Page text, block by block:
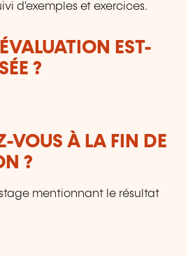
d'exemples et exercices.
EST-
?
VOUS À LA FIN DE
?
mentionnant le résultat